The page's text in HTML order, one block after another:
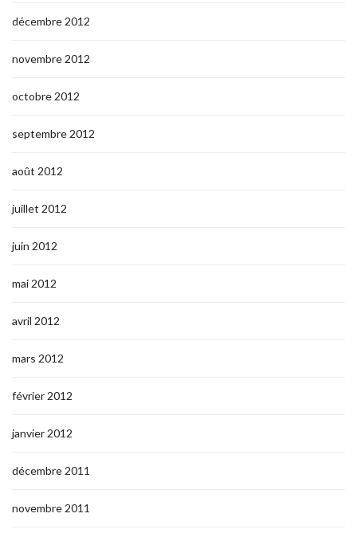
décembre 2012
novembre 2012
octobre 2012
septembre 2012
août 2012
juillet 2012
juin 2012
mai 2012
avril 2012
mars 2012
février 2012
janvier 2012
décembre 2011
novembre 2011